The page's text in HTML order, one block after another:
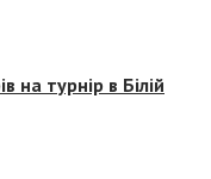
на турнір в Білій